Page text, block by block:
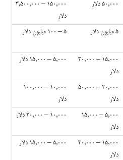
۵۰,۰۰۰ دلار
۱۵۰,۰۰۰ – ۳,۵۰۰,۰۰۰
دلار
۵ میلیون دلار ۵ – ۱۰۰ میلیون دلار
۱۵,۰۰۰ – ۳۰,۰۰۰
دلار
۵,۰۰۰ – ۱۵,۰۰۰ دلار
۲۰,۰۰۰ – ۵۰,۰۰۰
دلار
۱۰,۰۰۰ – ۱۰۰,۰۰۰
دلار
۵,۰۰۰ – ۱۵,۰۰۰
دلار
۱۰,۰۰۰ – ۲۰,۰۰۰ دلار
۱۵,۰۰۰ – ۳۰,۰۰۰
دلار
۵,۰۰۰ – ۱۵,۰۰۰ دلار